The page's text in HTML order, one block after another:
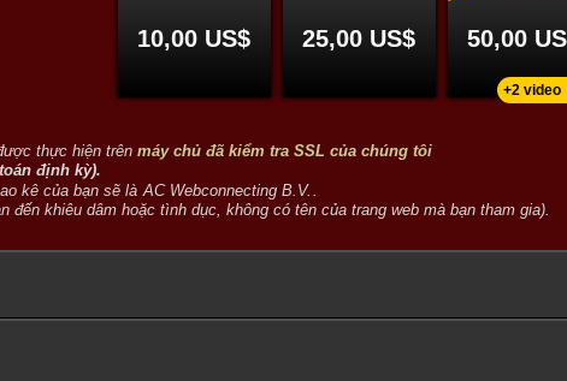
10,00 US$ 25,00 US$ 50,00
+2 video
thực hiện trên máy chủ đã kiểm tra SSL của chúng tôi
định kỳ).
kê của bạn sẽ là
.
đến khiêu dâm hoặc tình dục, không có tên của trang web mà bạn tham gia).